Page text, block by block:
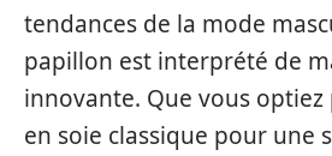
tendances de la mode
papillon est interprété de
innovante. Que vous
en soie classique pour une